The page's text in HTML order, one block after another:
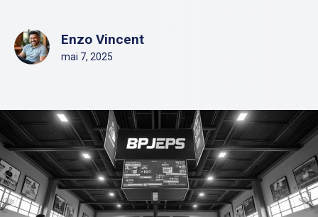
Enzo Vincent
mai 7, 2025